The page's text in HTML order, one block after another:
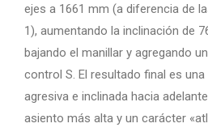
ejes a 1661 mm (a diferencia de
1), aumentando la inclinación de
bajando el manillar y agregando
control S. El resultado final es
agresiva e inclinada hacia
asiento más alta y un carácter